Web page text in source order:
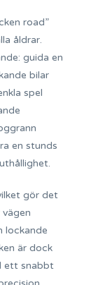
road”
åldrar.
guida en
bilar
spel
en stunds
gör det
lockande
är dock
ett snabbt